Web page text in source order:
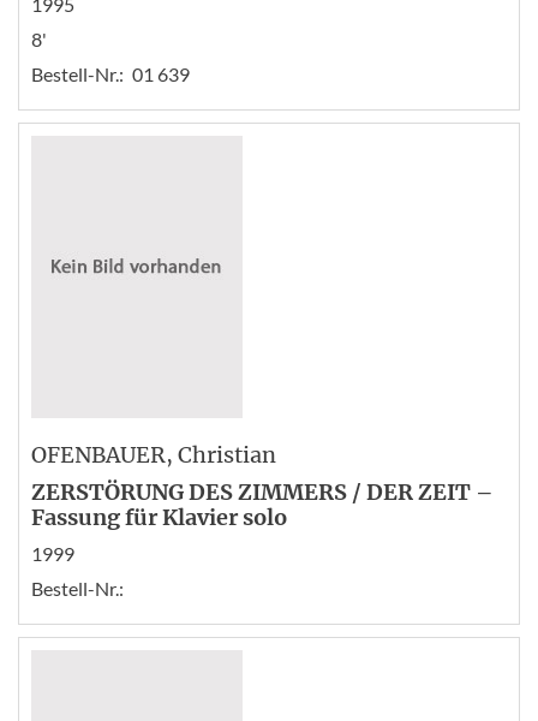
1995
8'
Bestell-Nr.: 01 639
OFENBAUER, Christian
ZERSTÖRUNG DES ZIMMERS / DER ZEIT –
Fassung für Klavier solo
1999
Bestell-Nr.: